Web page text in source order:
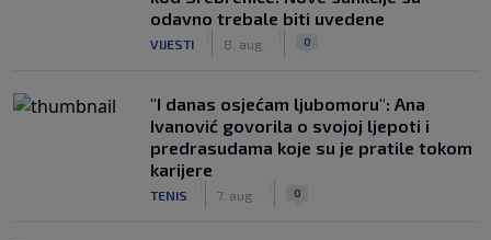
odavno trebale biti uvedene
VIJESTI 8. aug. 0
"I danas osjećam ljubomoru": Ana
Ivanović govorila o svojoj ljepoti i
predrasudama koje su je pratile tokom
karijere
TENIS 7. aug. 0